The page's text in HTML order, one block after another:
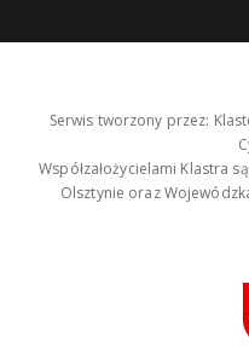
Serwis tworzony przez:
Współzałożycielami Klastra
Olsztynie oraz